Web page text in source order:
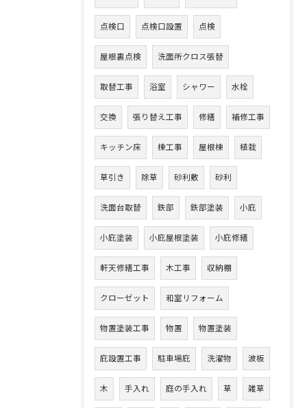
点検口 点検口設置 点検
屋根裏点検 洗面所クロス張替
取替工事 浴室 シャワー 水栓
交換 張り替え工事 修繕 補修工事
キッチン床 棟工事 屋根棟 植栽
草引き 除草 砂利敷 砂利
洗面台取替 鉄部 鉄部塗装 小庇
小庇塗装 小庇屋根塗装 小庇修繕
軒天修繕工事 木工事 収納棚
クローゼット 和室リフォーム
物置塗装工事 物置 物置塗装
庇設置工事 駐車場庇 洗濯物 波板
木 手入れ 庭の手入れ 草 雑草